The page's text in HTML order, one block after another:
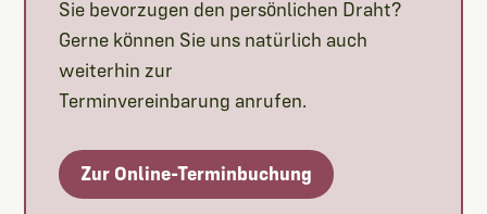
Sie bevorzugen den persönlichen Draht?
Gerne können Sie uns natürlich auch
weiterhin zur
Terminvereinbarung anrufen.
Zur Online-Terminbuchung